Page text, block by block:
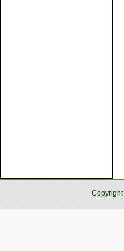
Copyright